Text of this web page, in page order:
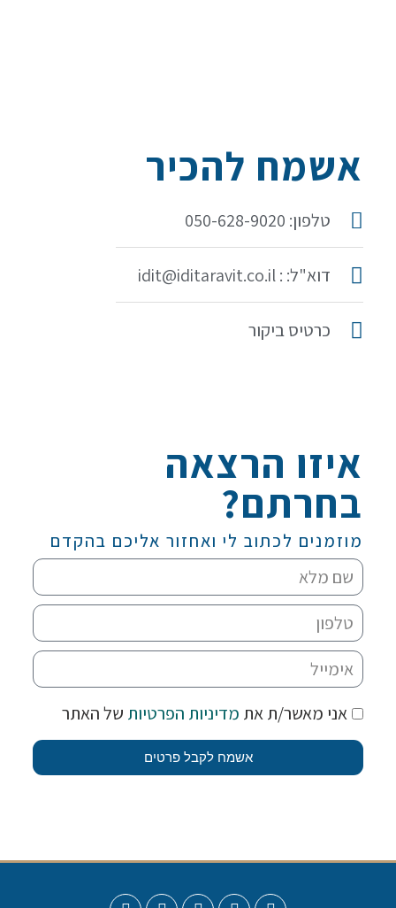
איזו הרצאה
בחרתם?
מוזמנים לכתוב לי ואחזור אליכם בהקדם
אני מאשר/ת את מדיניות הפרטיות של האתר
אשמח לקבל פרטים
אשמח להכיר
טלפון: 050-628-9020
דוא"ל: : idit@iditaravit.co.il
כרטיס ביקור